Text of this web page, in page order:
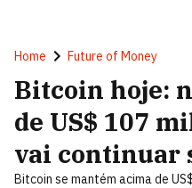
Home Future of Money
Bitcoin hoje:
de US$ 107
vai continuar
Bitcoin se mantém acima de